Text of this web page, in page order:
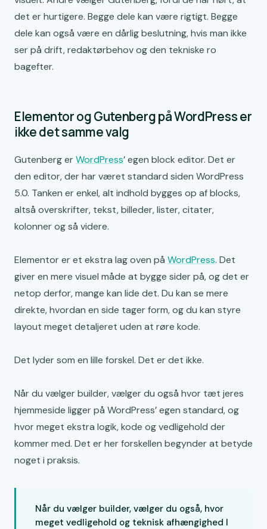
Sådan vælger du builder til jeres B2B-hjemmeside
Hvad jeg selv ville anbefale i de fleste B2B-projekter
det er hurtigere. Begge dele kan være rigtigt. Begge
dele kan også være en dårlig beslutning, hvis man ikke
ser på drift, redaktørbehov og den tekniske ro
bagefter.
Elementor og Gutenberg på WordPress er
ikke det samme valg
Gutenberg erWordPress’ egen block editor. Det er
den editor, der har været standard siden WordPress
5.0. Tanken er enkel, alt indhold bygges op af blocks,
altså overskrifter, tekst, billeder, lister, citater,
kolonner og så videre.
Elementor er et ekstra lag oven på WordPress. Det
giver en mere visuel måde at bygge sider på, og det er
netop derfor, mange kan lide det. Du kan se mere
direkte, hvordan en side tager form, og du kan styre
layout meget detaljeret uden at røre kode.
Det lyder som en lille forskel. Det er det ikke.
Når du vælger builder, vælger du også hvor tæt jeres
hjemmeside ligger på WordPress’ egen standard, og
hvor meget ekstra logik, kode og vedligehold der
kommer med. Det er her forskellen begynder at betyde
noget i praksis.
Når du vælger builder, vælger du også, hvor
meget vedligehold og teknisk afhængighed I